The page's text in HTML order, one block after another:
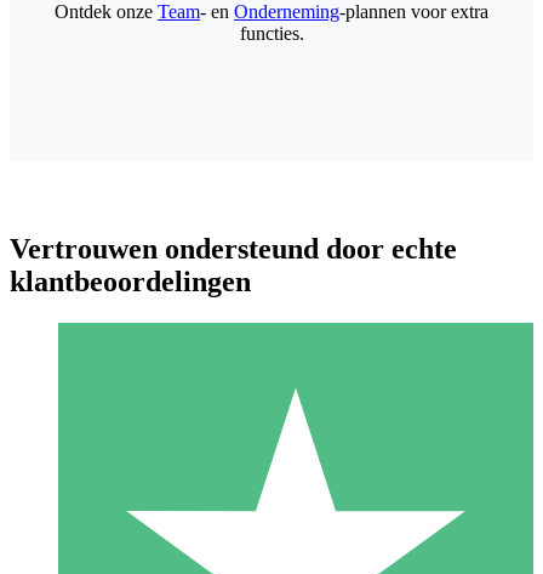
Individuele Creditpakketten
Betaal per gebruik met downloadtegoeden. Geen maandelijkse
Ontdek onze Team- en Onderneming-plannen voor extra
functies.
Vertrouwen ondersteund door echte
klantbeoordelingen